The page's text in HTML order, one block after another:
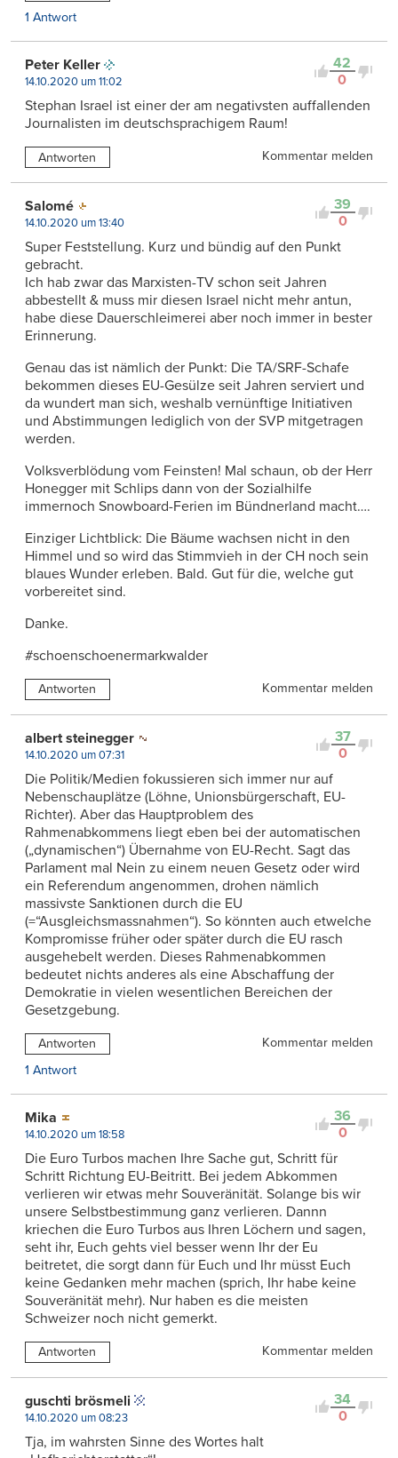
1 Antwort
42
0
Peter Keller
14.10.2020 um 11:02
Stephan Israel ist einer der am negativsten auffallenden
Journalisten im deutschsprachigem Raum!
Antworten Kommentar melden
39
0
Salomé
14.10.2020 um 13:40
Super Feststellung. Kurz und bündig auf den Punkt
gebracht.
Ich hab zwar das Marxisten-TV schon seit Jahren
abbestellt & muss mir diesen Israel nicht mehr antun,
habe diese Dauerschleimerei aber noch immer in bester
Erinnerung.
Genau das ist nämlich der Punkt: Die TA/SRF-Schafe
bekommen dieses EU-Gesülze seit Jahren serviert und
da wundert man sich, weshalb vernünftige Initiativen
und Abstimmungen lediglich von der SVP mitgetragen
werden.
Volksverblödung vom Feinsten! Mal schaun, ob der Herr
Honegger mit Schlips dann von der Sozialhilfe
immernoch Snowboard-Ferien im Bündnerland macht….
Einziger Lichtblick: Die Bäume wachsen nicht in den
Himmel und so wird das Stimmvieh in der CH noch sein
blaues Wunder erleben. Bald. Gut für die, welche gut
vorbereitet sind.
Danke.
#schoenschoenermarkwalder
Antworten Kommentar melden
37
0
albert steinegger
14.10.2020 um 07:31
Die Politik/Medien fokussieren sich immer nur auf
Nebenschauplätze (Löhne, Unionsbürgerschaft, EU-
Richter). Aber das Hauptproblem des
Rahmenabkommens liegt eben bei der automatischen
(„dynamischen“) Übernahme von EU-Recht. Sagt das
Parlament mal Nein zu einem neuen Gesetz oder wird
ein Referendum angenommen, drohen nämlich
massivste Sanktionen durch die EU
(=“Ausgleichsmassnahmen“). So könnten auch etwelche
Kompromisse früher oder später durch die EU rasch
ausgehebelt werden. Dieses Rahmenabkommen
bedeutet nichts anderes als eine Abschaffung der
Demokratie in vielen wesentlichen Bereichen der
Gesetzgebung.
Antworten
Kommentar melden
1 Antwort
36
0
Mika
14.10.2020 um 18:58
Die Euro Turbos machen Ihre Sache gut, Schritt für
Schritt Richtung EU-Beitritt. Bei jedem Abkommen
verlieren wir etwas mehr Souveränität. Solange bis wir
unsere Selbstbestimmung ganz verlieren. Dannn
kriechen die Euro Turbos aus Ihren Löchern und sagen,
seht ihr, Euch gehts viel besser wenn Ihr der Eu
beitretet, die sorgt dann für Euch und Ihr müsst Euch
keine Gedanken mehr machen (sprich, Ihr habe keine
Souveränität mehr). Nur haben es die meisten
Schweizer noch nicht gemerkt.
Antworten Kommentar melden
34
0
guschti brösmeli
14.10.2020 um 08:23
Tja, im wahrsten Sinne des Wortes halt